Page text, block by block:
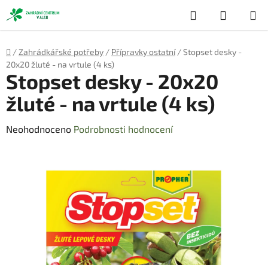
Přejít
na
obsah
Hledat
KOŠÍK
Domů
/ Zahrádkářské potřeby / Přípravky ostatní /Stopset desky -
20x20 žluté - na vrtule (4 ks)
Stopset desky - 20x20
žluté - na vrtule (4 ks)
Průměrné
Neohodnoceno Podrobnosti hodnocení